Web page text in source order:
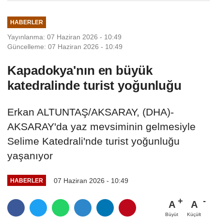
HABERLER
Yayınlanma: 07 Haziran 2026 - 10:49
Güncelleme: 07 Haziran 2026 - 10:49
Kapadokya'nın en büyük
katedralinde turist yoğunluğu
Erkan ALTUNTAŞ/AKSARAY, (DHA)-
AKSARAY'da yaz mevsiminin gelmesiyle
Selime Katedrali'nde turist yoğunluğu
yaşanıyor
HABERLER 07 Haziran 2026 - 10:49
A
Büyüt
A
Küçült